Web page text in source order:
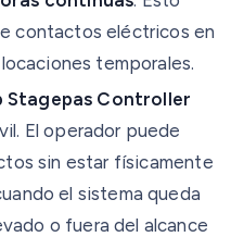
contactos eléctricos en
temporales.
Stagepas Controller
El operador puede
sin estar físicamente
el sistema queda
o fuera del alcance